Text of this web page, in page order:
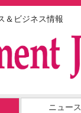
＆ビジネス情報
ニュース